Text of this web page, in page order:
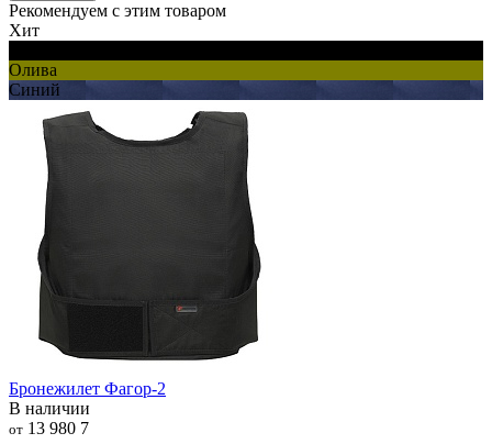
Рекомендуем с этим товаром
Хит
Олива
Синий
Бронежилет Фагор-2
В наличии
от 13 980 7